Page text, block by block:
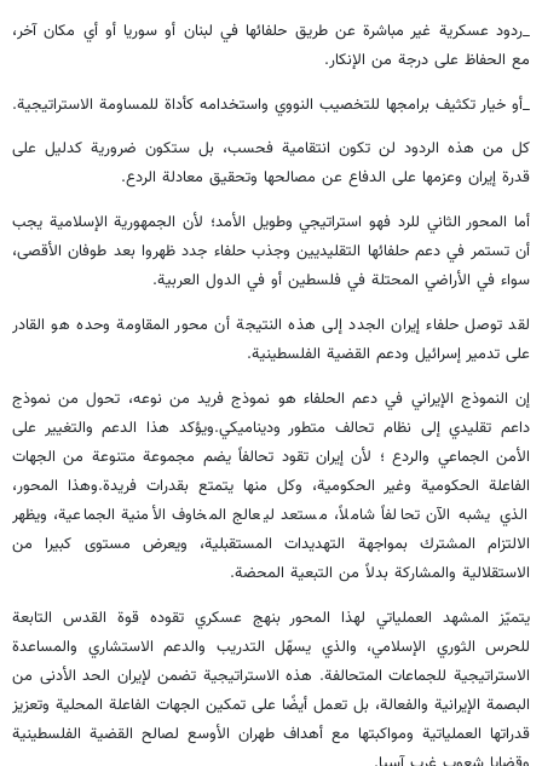
_ردود عسكرية غير مباشرة عن طريق حلفائها في لبنان أو سوريا أو أي مكان آخر،
مع الحفاظ على درجة من الإنكار.
_أو خيار تكثيف برامجها للتخصيب النووي واستخدامه كأداة للمساومة الاستراتيجية.
كل من هذه الردود لن تكون انتقامية فحسب، بل ستكون ضرورية كدليل على
قدرة إيران وعزمها على الدفاع عن مصالحها وتحقيق معادلة الردع.
أما المحور الثاني للرد فهو استراتيجي وطويل الأمد؛ لأن الجمهورية الإسلامية يجب
أن تستمر في دعم حلفائها التقليديين وجذب حلفاء جدد ظهروا بعد طوفان الأقصى،
سواء في الأراضي المحتلة في فلسطين أو في الدول العربية.
لقد توصل حلفاء إيران الجدد إلى هذه النتيجة أن محور المقاومة وحده هو القادر
على تدمير إسرائيل ودعم القضية الفلسطينية.
إن النموذج الإيراني في دعم الحلفاء هو نموذج فريد من نوعه، تحول من نموذج
داعم تقليدي إلى نظام تحالف متطور وديناميكي.ويؤكد هذا الدعم والتغيير على
الأمن الجماعي والردع ؛ لأن إيران تقود تحالفاً يضم مجموعة متنوعة من الجهات
الفاعلة الحكومية وغير الحكومية، وكل منها يتمتع بقدرات فريدة.وهذا المحور،
الذي يشبه الآن تحالفاً شاملاً، مستعد ليعالج المخاوف الأمنية الجماعية، ويظهر
الالتزام المشترك بمواجهة التهديدات المستقبلية، ويعرض مستوى كبيرا من
الاستقلالية والمشاركة بدلاً من التبعية المحضة.
يتميّز المشهد العملياتي لهذا المحور بنهج عسكري تقوده قوة القدس التابعة
للحرس الثوري الإسلامي، والذي يسهّل التدريب والدعم الاستشاري والمساعدة
الاستراتيجية للجماعات المتحالفة. هذه الاستراتيجية تضمن لإيران الحد الأدنى من
البصمة الإيرانية والفعالة، بل تعمل أيضًا على تمكين الجهات الفاعلة المحلية وتعزيز
قدراتها العملياتية ومواكبتها مع أهداف طهران الأوسع لصالح القضية الفلسطينية